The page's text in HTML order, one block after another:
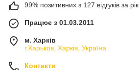
99% позитивних з 127 відгуків за рік
Працює з 01.03.2011
м. Харків
г.Харьков, Харків, Україна
Контакти